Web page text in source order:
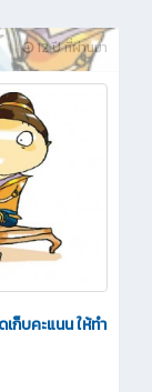
12 ปี ที่ผ่านมา
ก็บคะแนน ให้ทำ